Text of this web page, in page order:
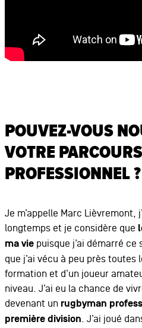
POUVEZ-VOUS
VOTRE PARCOURS
PROFESSIONNEL ?
Je m’appelle Marc Lièvremont,
longtemps et je considère que
ma viepuisque j’ai démarré ce
que j’ai vécu à peu près toutes
formation et d’un joueur
niveau. J’ai eu la chance de
devenant un rugbyman
première division. J’ai joué